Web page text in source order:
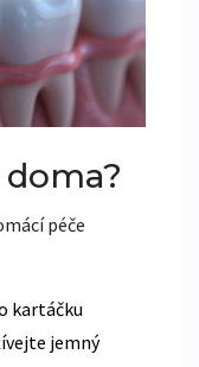
péče
kartáčku
jemný